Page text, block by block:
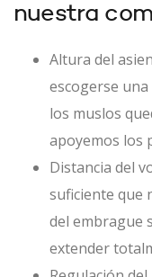
nuestra
Altura del
escogerse
los muslos
apoyemos los
Distancia del
suficiente que
del embrague
extender